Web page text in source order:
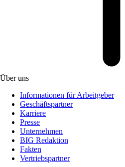
Über uns
Informationen für Arbeitgeber
Geschäftspartner
Karriere
Presse
Unternehmen
BIG Redaktion
Fakten
Vertriebspartner